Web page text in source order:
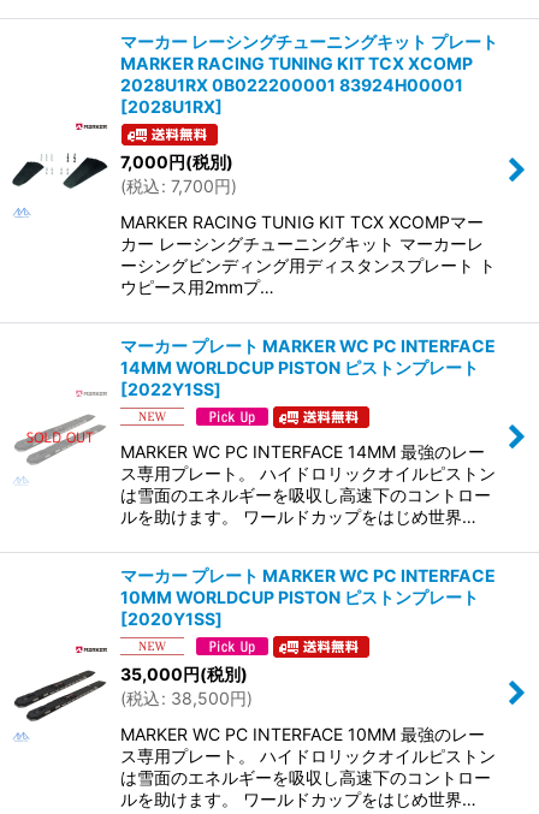
マーカー レーシングチューニングキット プレート
MARKER RACING TUNING KIT TCX XCOMP
2028U1RX 0B022200001 83924H00001
[2028U1RX]
7,000円(税別)
(税込: 7,700円)
MARKER RACING TUNIG KIT TCX XCOMPマー
カー レーシングチューニングキット マーカーレ
ーシングビンディング用ディスタンスプレート ト
ウピース用2mmプ…
マーカー プレート MARKER WC PC INTERFACE
14MM WORLDCUP PISTON ピストンプレート
[2022Y1SS]
MARKER WC PC INTERFACE 14MM 最強のレー
ス専用プレート。 ハイドロリックオイルピストン
は雪面のエネルギーを吸収し高速下のコントロー
ルを助けます。 ワールドカップをはじめ世界…
マーカー プレート MARKER WC PC INTERFACE
10MM WORLDCUP PISTON ピストンプレート
[2020Y1SS]
35,000円(税別)
(税込: 38,500円)
MARKER WC PC INTERFACE 10MM 最強のレー
ス専用プレート。 ハイドロリックオイルピストン
は雪面のエネルギーを吸収し高速下のコントロー
ルを助けます。 ワールドカップをはじめ世界…